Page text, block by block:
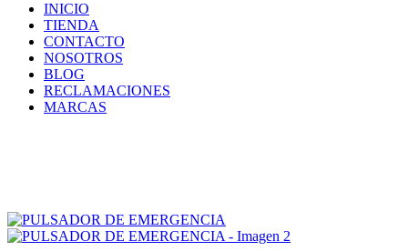
INICIO
TIENDA
CONTACTO
NOSOTROS
BLOG
RECLAMACIONES
MARCAS